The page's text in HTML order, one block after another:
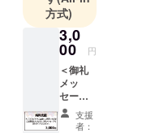
ス花火特別
バージョン
を打ち上げ
ることがで
きました。
ご支援頂い
た皆様誠に
ありがとう
方式)
3,0
00 円
＜御礼
メッ
セージ
を送り
いたし
支援
者：